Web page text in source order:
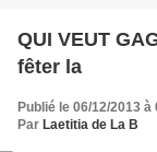
QUI VEUT
fêter la
Publié le 06/12/2013 à
Par Laetitia de La B